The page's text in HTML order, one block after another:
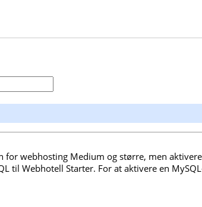
for webhosting Medium og større, men
til Webhotell Starter. For at aktivere en